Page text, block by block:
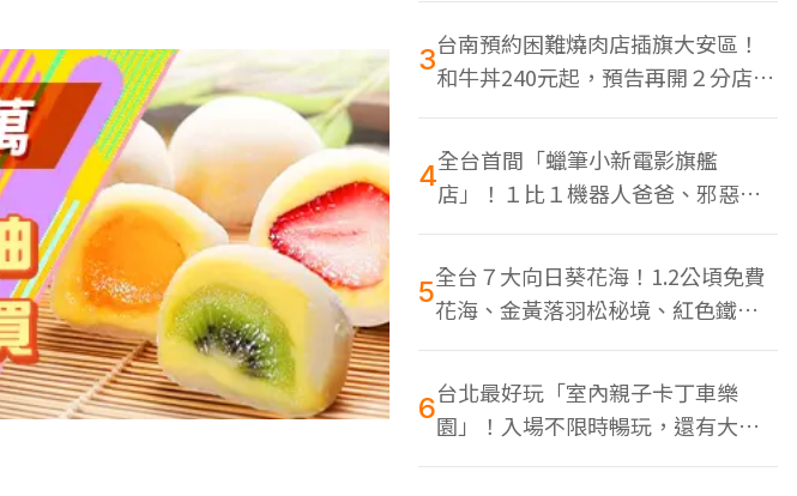
3台南預約困難燒肉店插旗大安區！
和牛丼240元起，預告再開２分店、
地點曝光
4全台首間「蠟筆小新電影旗艦
店」！１比１機器人爸爸、邪惡正
男，百款周邊買翻
5全台７大向日葵花海！1.2公頃免費
花海、金黃落羽松秘境、紅色鐵橋
同框
6台北最好玩「室內親子卡丁車樂
園」！入場不限時暢玩，還有大螢
幕Switch遊戲區